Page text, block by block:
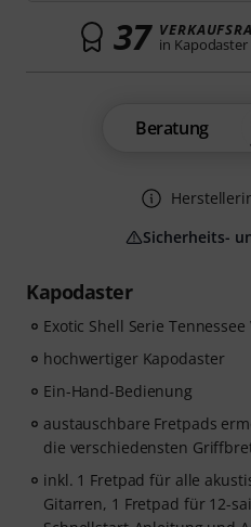
Kapodaster
Exotic Shell Serie
hochwertiger Kapodaster
Ein-Hand-Bedienung
austauschbare Fretpads
die verschiedensten
inkl. 1 Fretpad für alle
Gitarren, 1 Fretpad für 12-
37 in
Beratung
Sicherheits-